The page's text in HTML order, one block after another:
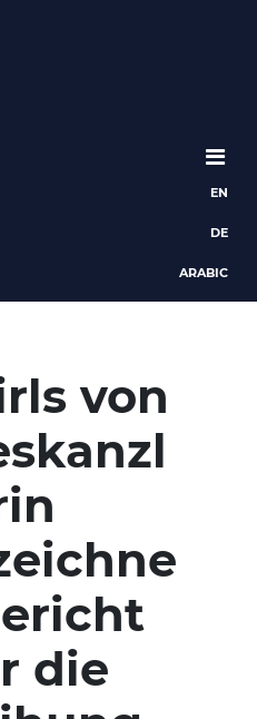
EN
DE
ARABIC
von
die